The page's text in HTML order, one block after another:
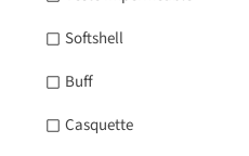
Softshell
Buff
Casquette